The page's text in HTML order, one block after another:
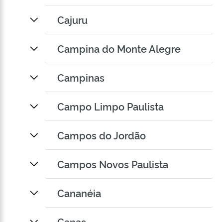
Cajuru
Campina do Monte Alegre
Campinas
Campo Limpo Paulista
Campos do Jordão
Campos Novos Paulista
Cananéia